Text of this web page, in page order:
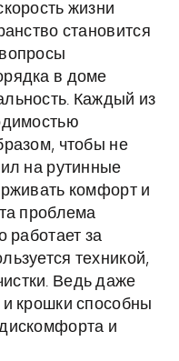
жизни
становится
в доме
Каждый из
чтобы не
на рутинные
комфорт и
проблема
работает за
техникой,
Ведь даже
крошки способны
и